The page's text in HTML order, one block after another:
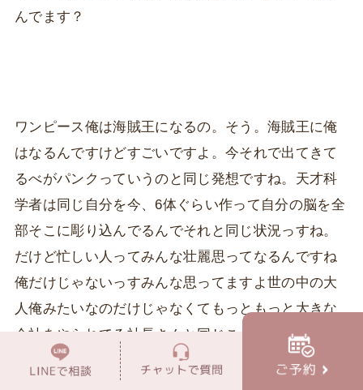
んでます？
ワンピース俺は海賊王になるの。そう。海賊王に俺
はなるんですけどすごいですよ。今それで出てきて
るべがパンクっていうのと同じ発想ですね。天才科
学者は同じ自分を今、6体ぐらい作って自分の脳を全
部そこに彫り込んでるんでそれと同じ状況っすね。
だけど忙しい人ってみんな壮麗思ってなるんですね
俺だけじゃないっすみんな思ってますよ世の中の大
人俺みたいなのだけじゃなくてもっともっと大きな
会社をやられてる社長さんと同じことをもう何十年
も持ってると思います。